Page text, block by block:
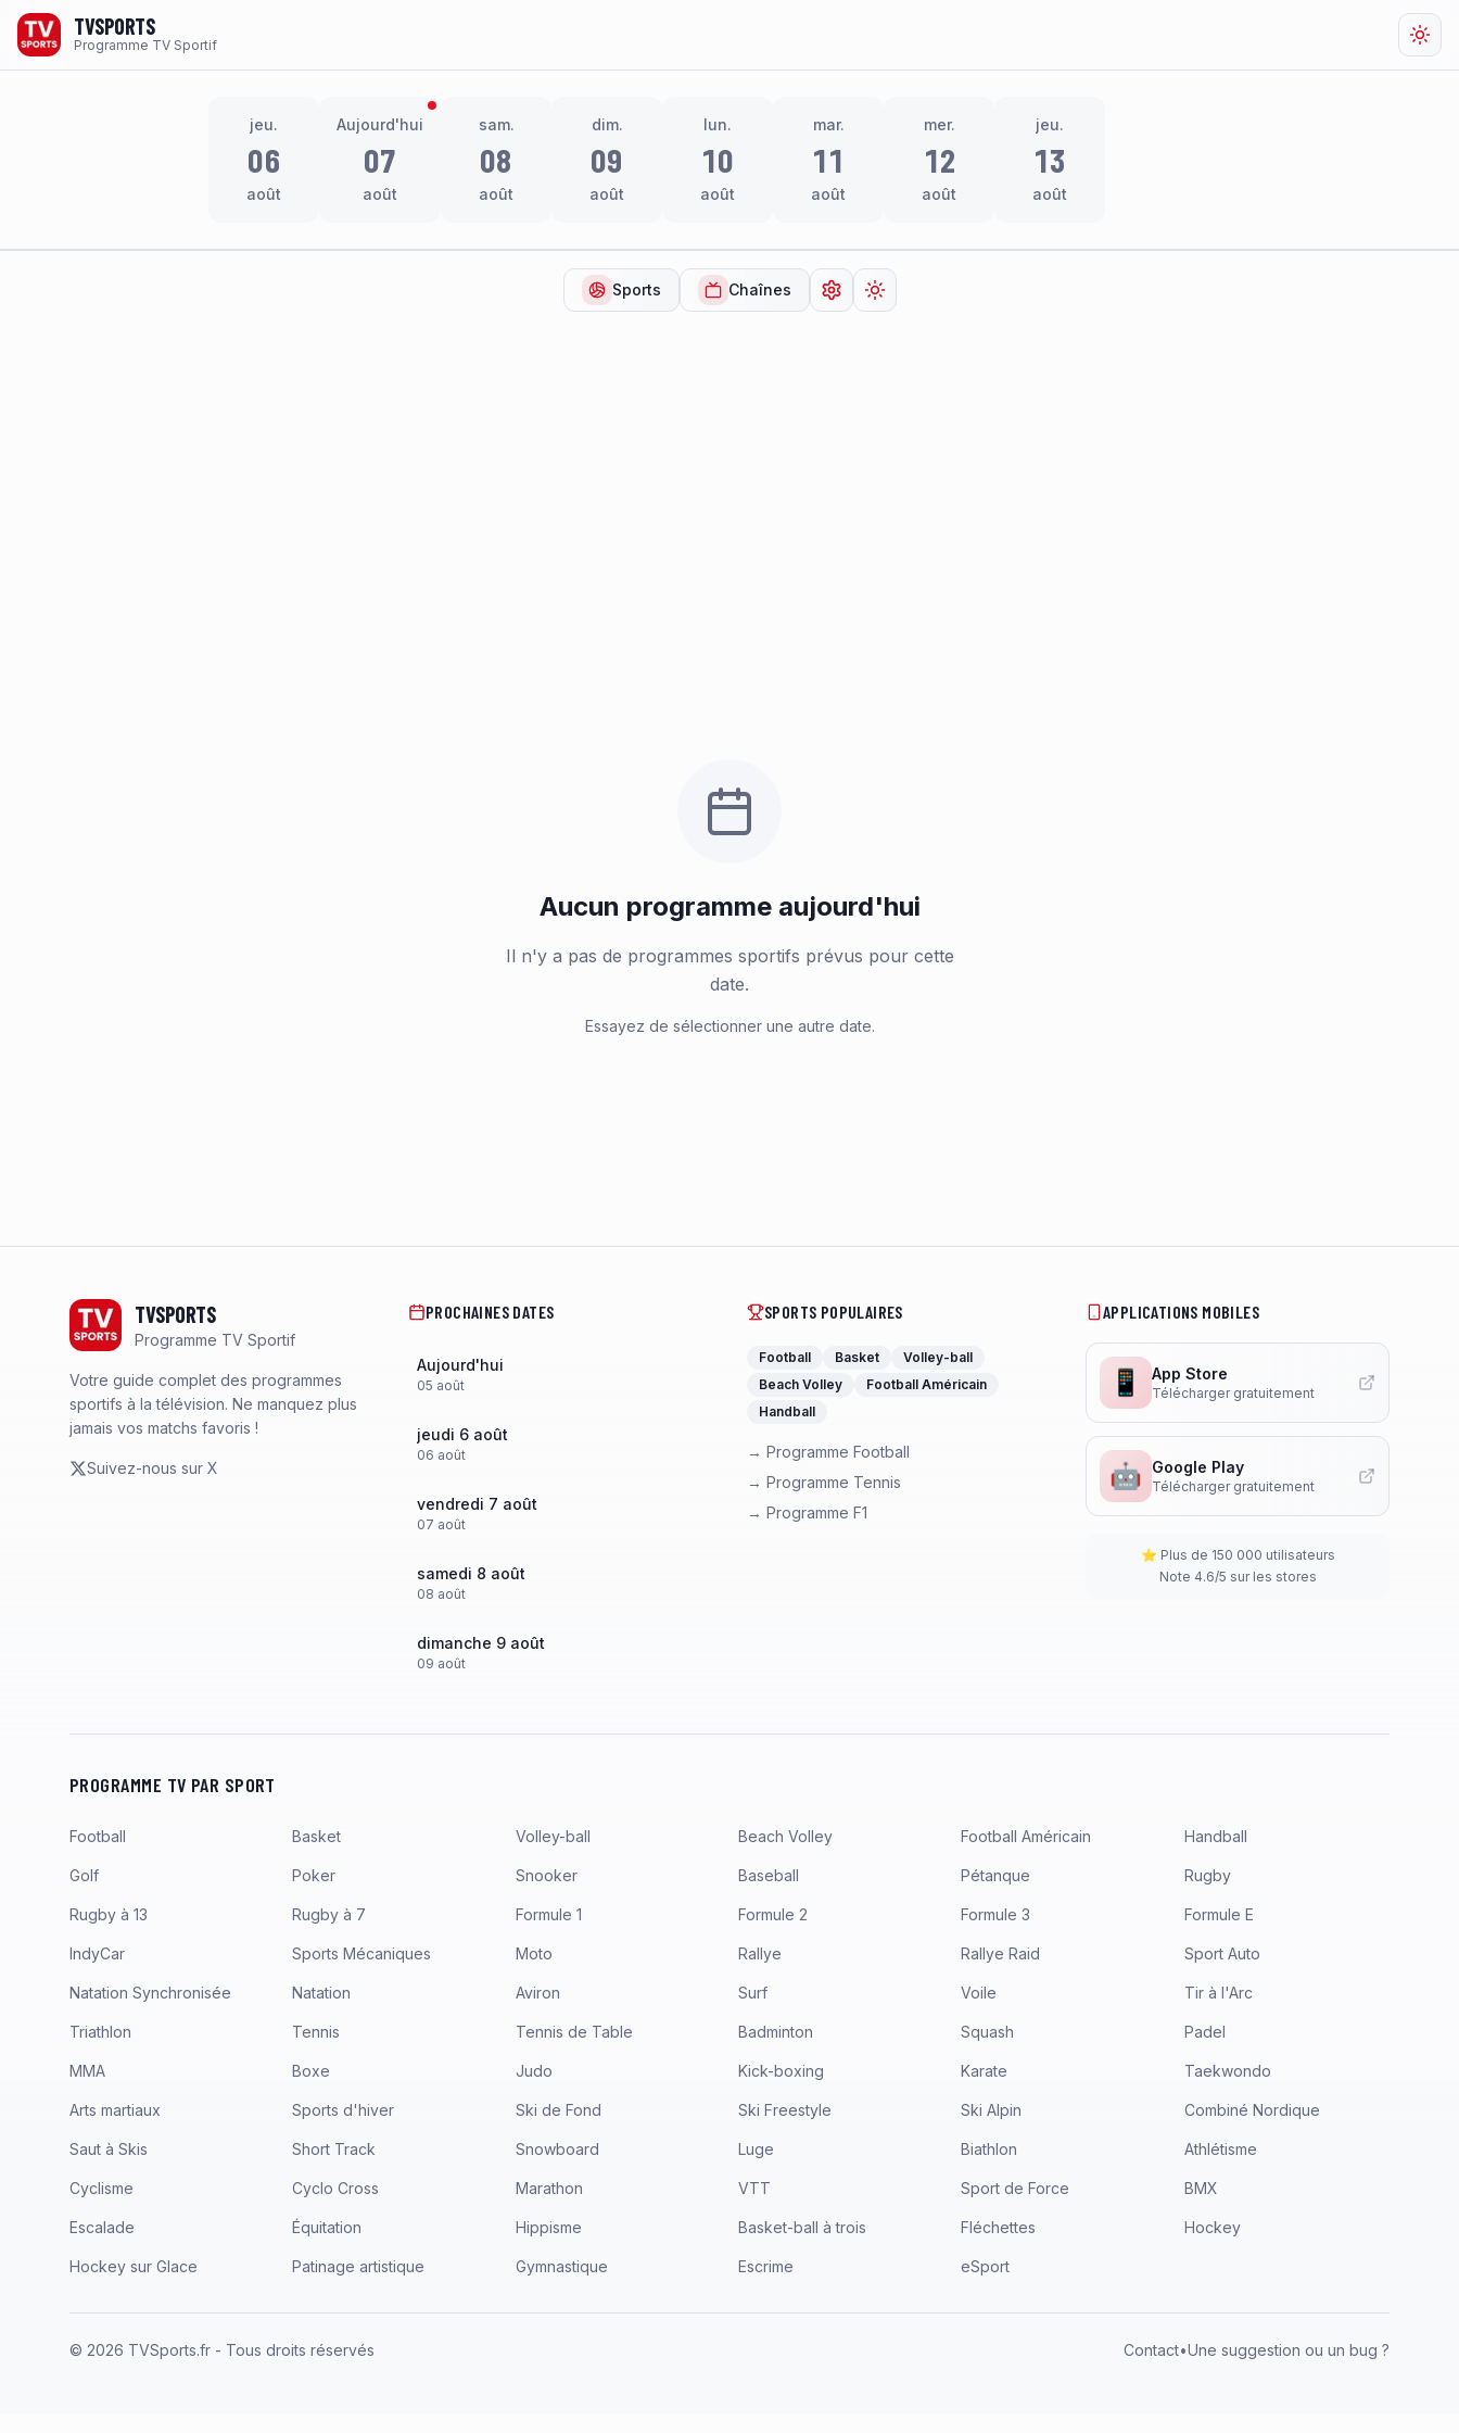
TVSPORTS
Programme TV Sportif
jeu.
06
août
Aujourd'hui
07
août
sam.
08
août
dim.
09
août
lun.
10
août
mar.
11
août
mer.
12
août
jeu.
13
août
Sports Chaînes Ouvrir les paramètres
Changer de thème
Aucun programme aujourd'hui
Il n'y a pas de programmes sportifs prévus pour cette
date.
Essayez de sélectionner une autre date.
TVSPORTS
Programme TV Sportif
Votre guide complet des programmes
sportifs à la télévision. Ne manquez plus
jamais vos matchs favoris !
Suivez-nous sur X
PROCHAINES DATES
Aujourd'hui
05 août
jeudi 6 août
06 août
vendredi 7 août
07 août
samedi 8 août
08 août
dimanche 9 août
09 août
SPORTS POPULAIRES
Football Basket
Volley-ball
Beach Volley
Football Américain
Handball
→ Programme Football
→ Programme Tennis
→ Programme F1
APPLICATIONS MOBILES
📱 App Store
Télécharger gratuitement
🤖 Google Play
Télécharger gratuitement
⭐ Plus de 150 000 utilisateurs
Note 4.6/5 sur les stores
PROGRAMME TV PAR SPORT
Football Basket Volley-ball Beach Volley Football Américain Handball
Golf Poker Snooker Baseball Pétanque Rugby
Rugby à 13 Rugby à 7 Formule 1 Formule 2 Formule 3 Formule E
IndyCar Sports Mécaniques Moto Rallye Rallye Raid Sport Auto
Natation Synchronisée Natation Aviron Surf Voile Tir à l'Arc
Triathlon Tennis Tennis de Table Badminton Squash Padel
MMA Boxe Judo Kick-boxing Karate Taekwondo
Arts martiaux Sports d'hiver Ski de Fond Ski Freestyle Ski Alpin Combiné Nordique
Saut à Skis Short Track Snowboard Luge Biathlon Athlétisme
Cyclisme Cyclo Cross Marathon VTT Sport de Force BMX
Escalade Équitation Hippisme Basket-ball à trois Fléchettes Hockey
Hockey sur Glace Patinage artistique Gymnastique Escrime eSport
© 2026 TVSports.fr - Tous droits réservés Contact•Une suggestion ou un bug ?